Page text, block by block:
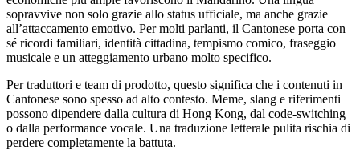
sopravvive non solo grazie allo status ufficiale, ma anche grazie
all’attaccamento emotivo. Per molti parlanti, il Cantonese porta con
sé ricordi familiari, identità cittadina, tempismo comico, fraseggio
musicale e un atteggiamento urbano molto specifico.
Per traduttori e team di prodotto, questo significa che i contenuti in
Cantonese sono spesso ad alto contesto. Meme, slang e riferimenti
possono dipendere dalla cultura di Hong Kong, dal code-switching
o dalla performance vocale. Una traduzione letterale pulita rischia di
perdere completamente la battuta.